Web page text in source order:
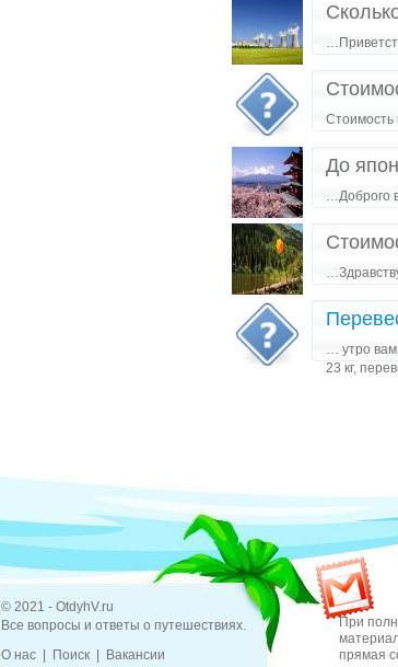
Стоимость
До
…Доброго
… утро
23 кг,
© 2021 - OtdyhV.ru
Все вопросы и ответы о путешествиях.
О нас
Поиск Вакансии
При
прямая